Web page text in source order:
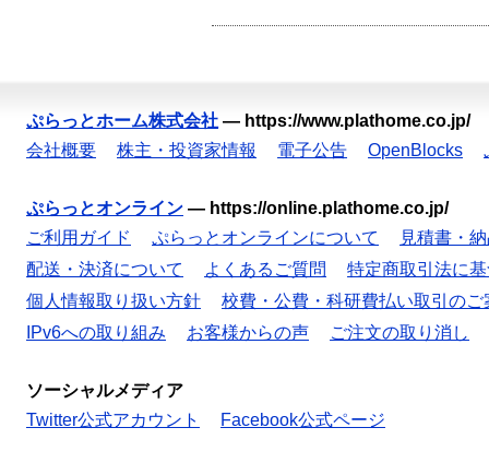
ぷらっとホーム株式会社 — https://www.plathome.co.jp/
会社概要
株主・投資家情報 電子公告 OpenBlocks
ぷらっとオンライン — https://online.plathome.co.jp/
ご利用ガイド
ぷらっとオンラインについて
見積書・
配送・決済について
よくあるご質問
特定商取引法に
個人情報取り扱い方針
校費・公費・科研費払い取引のご
IPv6への取り組み
お客様からの声 ご注文の取り消し
ソーシャルメディア
Twitter公式アカウント
Facebook公式ページ